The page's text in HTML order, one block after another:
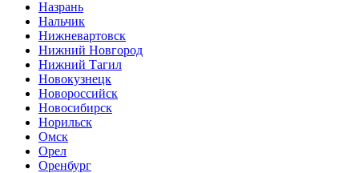
Назрань
Нальчик
Нижневартовск
Нижний Новгород
Нижний Тагил
Новокузнецк
Новороссийск
Новосибирск
Норильск
Омск
Орел
Оренбург